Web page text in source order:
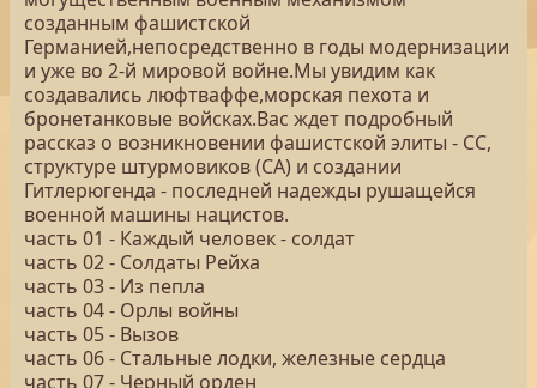
созданным фашистской
Германией,непосредственно в годы модернизации
и уже во 2-й мировой войне.Мы увидим как
создавались люфтваффе,морская пехота и
бронетанковые войсках.Вас ждет подробный
рассказ о возникновении фашистской элиты - СС,
структуре штурмовиков (СА) и создании
Гитлерюгенда - последней надежды рушащейся
военной машины нацистов.
часть 01 - Каждый человек - солдат
часть 02 - Солдаты Рейха
часть 03 - Из пепла
часть 04 - Орлы войны
часть 05 - Вызов
часть 06 - Стальные лодки, железные сердца
часть 07 - Черный орден